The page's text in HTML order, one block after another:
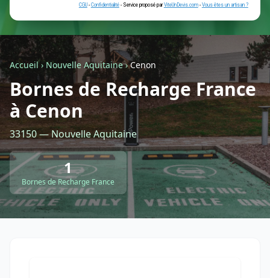
Je ne sais pas encore
Autre
Retour à la liste des métiers
CGU-Confidentialité- Service proposé parViteUnDevis.com-Vous
Accueil› Nouvelle Aquitaine›Cenon
Bornes de Recharge France
à Cenon
33150 — Nouvelle Aquitaine
1
Bornes de Recharge France